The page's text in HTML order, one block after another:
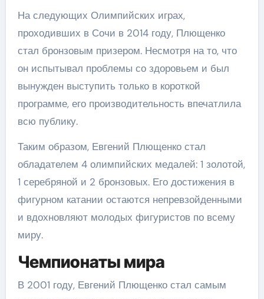
На следующих Олимпийских играх,
проходивших в Сочи в 2014 году, Плющенко
стал бронзовым призером. Несмотря на то, что
он испытывал проблемы со здоровьем и был
вынужден выступить только в короткой
программе, его производительность впечатлила
всю публику.
Таким образом, Евгений Плющенко стал
обладателем 4 олимпийских медалей: 1 золотой,
1 серебряной и 2 бронзовых. Его достижения в
фигурном катании остаются непревзойденными
и вдохновляют молодых фигуристов по всему
миру.
Чемпионаты мира
В 2001 году, Евгений Плющенко стал самым